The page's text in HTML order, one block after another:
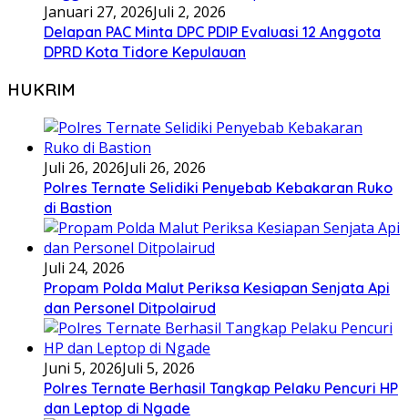
Januari 27, 2026Juli 2, 2026
Delapan PAC Minta DPC PDIP Evaluasi 12 Anggota
DPRD Kota Tidore Kepulauan
HUKRIM
Juli 26, 2026Juli 26, 2026
Polres Ternate Selidiki Penyebab Kebakaran Ruko
di Bastion
Juli 24, 2026
Propam Polda Malut Periksa Kesiapan Senjata Api
dan Personel Ditpolairud
Juni 5, 2026Juli 5, 2026
Polres Ternate Berhasil Tangkap Pelaku Pencuri HP
dan Leptop di Ngade